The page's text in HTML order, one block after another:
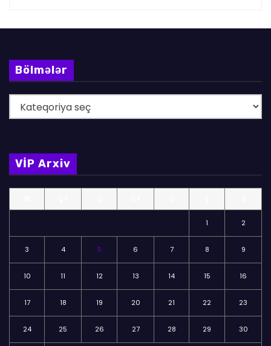
Bölmələr
ö
m
l
VİP Arxiv
1 2
3 4 5 6 7 8 9
10 11 12 13 14 15 16
17 18 19 20 21 22 23
24 25 26 27 28 29 30